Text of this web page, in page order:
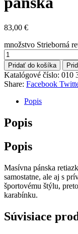
83,00 €
množstvo Strieborná
Pridať do košíka
Katalógové číslo: 010
Share: Facebook
Popis
Popis
Popis
Masívna pánska
samostatne, ale aj s
športovému štýlu,
karabínku.
Súvisiace